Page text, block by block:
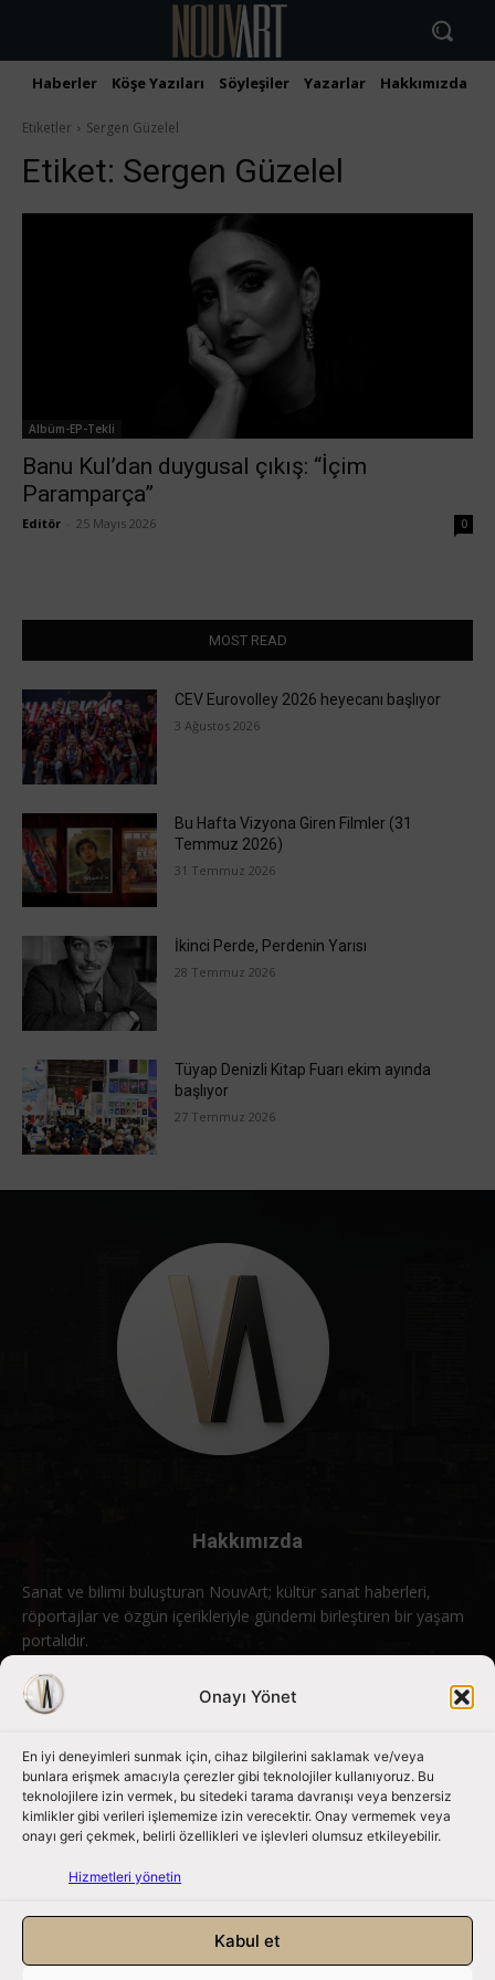
Onayı Yönet
En iyi deneyimleri sunmak için, cihaz bilgilerini saklamak ve/veya
bunlara erişmek amacıyla çerezler gibi teknolojiler kullanıyoruz. Bu
teknolojilere izin vermek, bu sitedeki tarama davranışı veya benzersiz
kimlikler gibi verileri işlememize izin verecektir. Onay vermemek veya
onayı geri çekmek, belirli özellikleri ve işlevleri olumsuz etkileyebilir.
Hizmetleri yönetin
Kabul et
Haberler Köşe Yazıları Söyleşiler Yazarlar Hakkımızda
Etiketler Sergen Güzelel
Etiket: Sergen Güzelel
Albüm-EP-Tekli
Banu Kul’dan duygusal çıkış: “İçim
Paramparça”
Editör 25 Mayıs 2026 0
MOST READ
CEV Eurovolley 2026 heyecanı başlıyor
3 Ağustos 2026
Bu Hafta Vizyona Giren Filmler (31
Temmuz 2026)
31 Temmuz 2026
İkinci Perde, Perdenin Yarısı
28 Temmuz 2026
Tüyap Denizli Kitap Fuarı ekim ayında
başlıyor
27 Temmuz 2026
Hakkımızda
Sanat ve bilimi buluşturan NouvArt; kültür sanat haberleri,
röportajlar ve özgün içerikleriyle gündemi birleştiren bir yaşam
portalıdır.
Bizimle iletişime geçin: info@nouvart.net
Bizi Takip Edin